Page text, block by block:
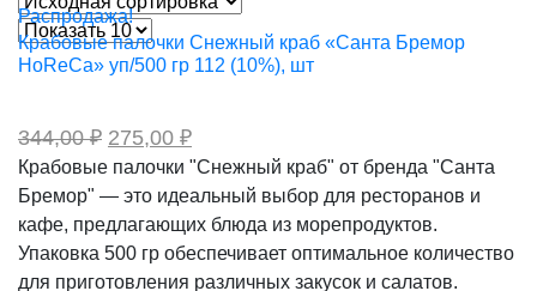
Распродажа!
Крабовые палочки Снежный краб «Санта Бремор
HoReCa» уп/500 гр 112 (10%), шт
344,00₽ Первоначальная
составляла
344,00 ₽.
275,00 ₽Текущая
цена:
275,00 ₽.
Крабовые палочки "Снежный краб" от бренда "Санта
Бремор" — это идеальный выбор для ресторанов и
кафе, предлагающих блюда из морепродуктов.
Упаковка 500 гр обеспечивает оптимальное количество
для приготовления различных закусок и салатов.